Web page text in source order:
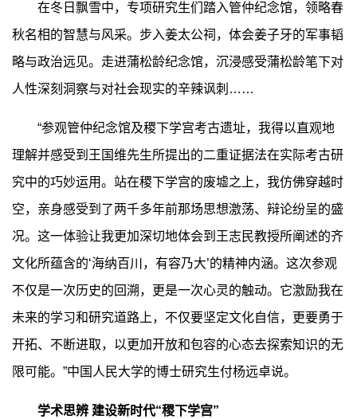
在冬日飘雪中，专项研究生们踏入管仲纪念馆，领略春
秋名相的智慧与风采。步入姜太公祠，体会姜子牙的军事韬
略与政治远见。走进蒲松龄纪念馆，沉浸感受蒲松龄笔下对
人性深刻洞察与对社会现实的辛辣讽刺……
“参观管仲纪念馆及稷下学宫考古遗址，我得以直观地
理解并感受到王国维先生所提出的二重证据法在实际考古研
究中的巧妙运用。站在稷下学宫的废墟之上，我仿佛穿越时
空，亲身感受到了两千多年前那场思想激荡、辩论纷呈的盛
况。这一体验让我更加深切地体会到王志民教授所阐述的齐
文化所蕴含的‘海纳百川，有容乃大’的精神内涵。这次参观
不仅是一次历史的回溯，更是一次心灵的触动。它激励我在
未来的学习和研究道路上，不仅要坚定文化自信，更要勇于
开拓、不断进取，以更加开放和包容的心态去探索知识的无
限可能。”中国人民大学的博士研究生付杨远卓说。
学术思辨 建设新时代“稷下学宫”